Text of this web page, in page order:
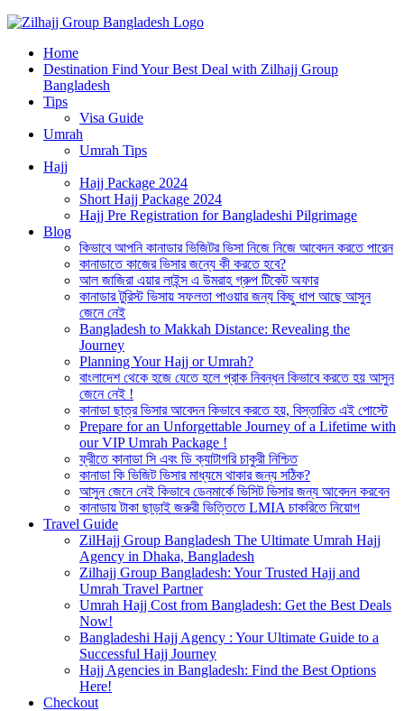
জিলহজ্জ গ্রুপ বাংলাদেশ
Best Hajj Umrah Travel Tour Agent in Bangladesh
Home
Destination Find Your Best Deal with Zilhajj Group
Bangladesh
Tips
Visa Guide
Umrah
Umrah Tips
Hajj
Hajj Package 2024
Short Hajj Package 2024
Hajj Pre Registration for Bangladeshi Pilgrimage
Blog
কিভাবে আপনি কানাডার ভিজিটর ভিসা নিজে নিজে আবেদন করতে পারেন
কানাডাতে কাজের ভিসার জন্যে কী করতে হবে?
আল জাজিরা এয়ার লাইন্স এ উমরাহ গ্রুপ টিকেট অফার
কানাডার টুরিস্ট ভিসায় সফলতা পাওয়ার জন্য কিছু ধাপ আছে আসুন
জেনে নেই
Bangladesh to Makkah Distance: Revealing the
Journey
Planning Your Hajj or Umrah?
বাংলাদেশ থেকে হজে যেতে হলে প্রাক নিবন্ধন কিভাবে করতে হয় আসুন
জেনে নেই !
কানাডা ছাত্র ভিসার আবেদন কিভাবে করতে হয়, বিস্তারিত এই পোস্টে
Prepare for an Unforgettable Journey of a Lifetime with
our VIP Umrah Package !
ফ্রীতে কানাডা সি এবং ডি ক্যাটাগরি চাকুরী নিশ্চিত
কানাডা কি ভিজিট ভিসার মাধ্যমে থাকার জন্য সঠিক?
আসুন জেনে নেই কিভাবে ডেনমার্কে ভিসিট ভিসার জন্য আবেদন করবেন
কানাডায় টাকা ছাড়াই জরুরী ভিত্তিতে LMIA চাকরিতে নিয়োগ
Travel Guide
ZilHajj Group Bangladesh The Ultimate Umrah Hajj
Agency in Dhaka, Bangladesh
Zilhajj Group Bangladesh: Your Trusted Hajj and
Umrah Travel Partner
Umrah Hajj Cost from Bangladesh: Get the Best Deals
Now!
Bangladeshi Hajj Agency : Your Ultimate Guide to a
Successful Hajj Journey
Hajj Agencies in Bangladesh: Find the Best Options
Here!
Checkout